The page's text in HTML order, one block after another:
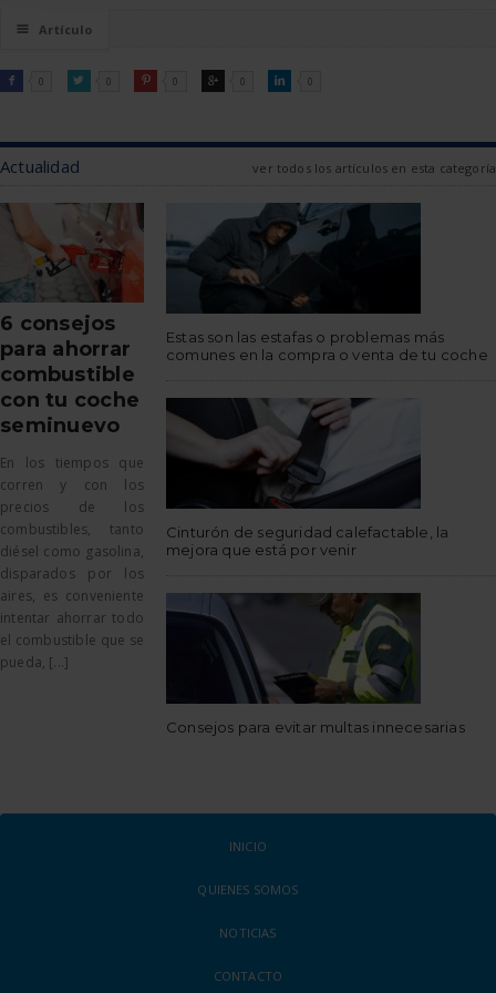
☰ Artículo

FACEBOOK
0 
TWITTER0 
PINTEREST
0 
GOOGLE0 
LINKEDIN
0
Actualidad ver todos los artículos en esta categoría
6 consejos
para ahorrar
combustible
con tu coche
seminuevo
En los tiempos que
corren y con los
precios de los
combustibles, tanto
diésel como gasolina,
disparados por los
aires, es conveniente
intentar ahorrar todo
el combustible que se
pueda, [...]
Estas son las estafas o problemas más
comunes en la compra o venta de tu coche
Cinturón de seguridad calefactable, la
mejora que está por venir
Consejos para evitar multas innecesarias
INICIO
QUIENES SOMOS
NOTICIAS
CONTACTO